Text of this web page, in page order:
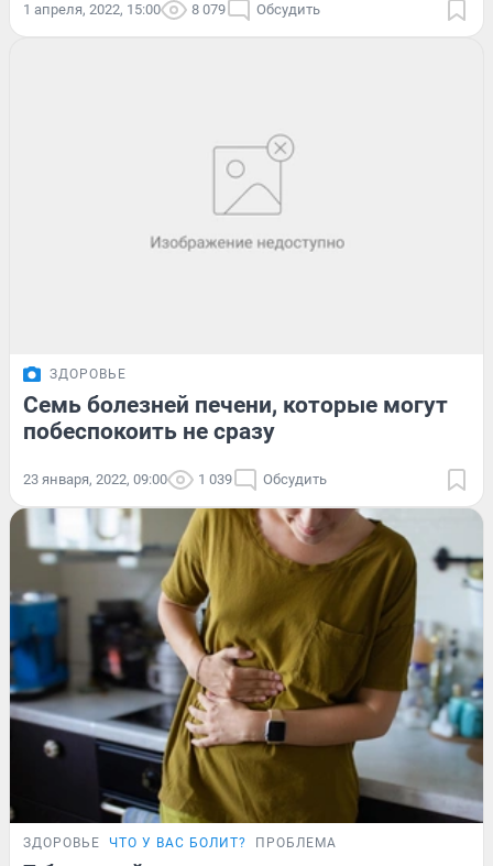
1 апреля, 2022, 15:00 8 079 Обсудить
ЗДОРОВЬЕ
Семь болезней печени, которые могут
побеспокоить не сразу
23 января, 2022, 09:00 1 039 Обсудить
ЗДОРОВЬЕ ЧТО У ВАС БОЛИТ? ПРОБЛЕМА